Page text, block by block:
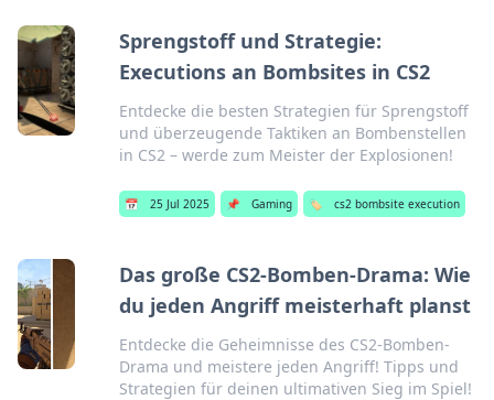
Sprengstoff und Strategie:
Executions an Bombsites in CS2
Entdecke die besten Strategien für Sprengstoff
und überzeugende Taktiken an Bombenstellen
in CS2 – werde zum Meister der Explosionen!
📅 25 Jul 2025 📌 Gaming 🏷️ cs2 bombsite execution
Das große CS2-Bomben-Drama: Wie
du jeden Angriff meisterhaft planst
Entdecke die Geheimnisse des CS2-Bomben-
Drama und meistere jeden Angriff! Tipps und
Strategien für deinen ultimativen Sieg im Spiel!